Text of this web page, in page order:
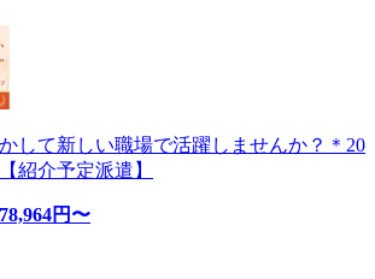
して新しい職場で活躍しませんか？＊20
紹介予定派遣】
円〜